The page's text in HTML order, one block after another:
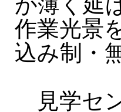
作業光景
込み制・
見学セ